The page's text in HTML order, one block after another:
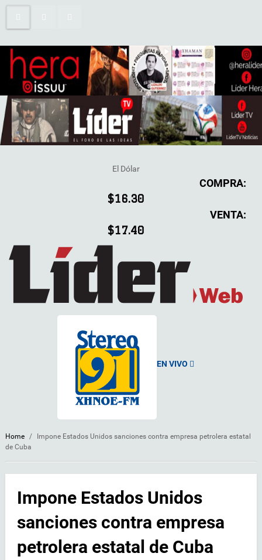
El Dólar
COMPRA:
$16.30
VENTA:
$17.40
EN VIVO
Home /
Impone Estados Unidos sanciones contra empresa petrolera estatal
de Cuba
Impone Estados Unidos
sanciones contra empresa
petrolera estatal de Cuba